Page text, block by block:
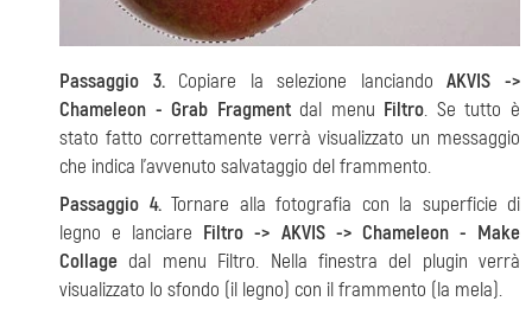
Passaggio 3.Copiare la selezione lanciandoAKVIS ->
Chameleon - Grab Fragmentdal menu Filtro. Se tutto è
stato fatto correttamente verrà visualizzato un messaggio
che indica l’avvenuto salvataggio del frammento.
Passaggio 4.Tornare alla fotografia con la superficie di
legno e lanciare Filtro -> AKVIS -> Сhameleon - Make
Collage dal menu Filtro. Nella finestra del plugin verrà
visualizzato lo sfondo (il legno) con il frammento (la mela).